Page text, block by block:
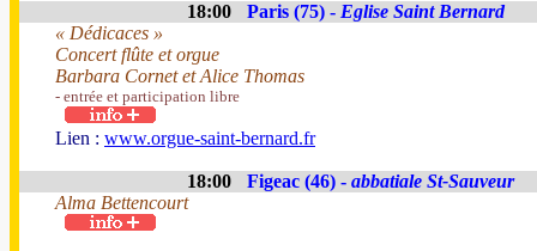
18:00 Paris (75) - Eglise Saint Bernard
« Dédicaces »
Concert flûte et orgue
Barbara Cornet et Alice Thomas
- entrée et participation libre
Lien : www.orgue-saint-bernard.fr
18:00 Figeac (46) - abbatiale St-Sauveur
Alma Bettencourt